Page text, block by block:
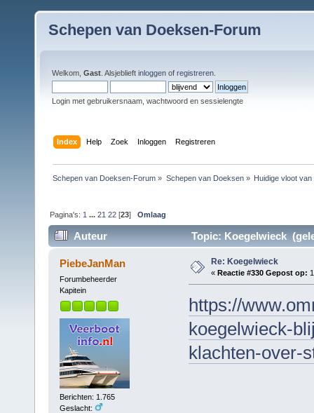
Schepen van Doeksen-Forum
Welkom, Gast . Alsjeblieft inloggen of registreren
Login met gebruikersnaam, wachtwoord en sessielengte
Index Help Zoek Inloggen Registreren
Schepen van Doeksen-Forum » Schepen van Doeksen» Huidige vloot
Pagina's: 1 ...21 22 [23]Omlaag
Auteur Topic: Koegelwieck
PiebeJanMan
Forumbeheerder
Kapitein
Berichten: 1.765
Geslacht:
Re: Koegelwieck
« Reactie #330 Gepost op:
https://
koegelwieck-
klachten-over-